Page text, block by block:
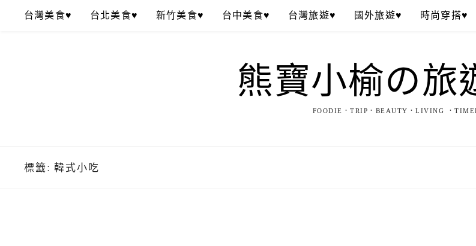
台灣美食♥ 台北美食♥ 新竹美食♥ 台中美食♥ 台灣旅遊♥ 國外旅遊♥ 時尚穿搭♥
熊寶小榆の旅
FOODIE．TRIP．BEAUTY．LIVING ．
標籤: 韓式小吃